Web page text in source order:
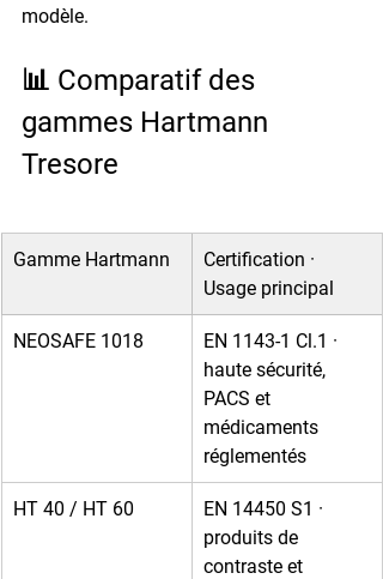
modèle.
📊 Comparatif des
gammes Hartmann
Tresore
Gamme Hartmann
Certification ·
Usage principal
NEOSAFE 1018
EN 1143-1 Cl.1 ·
haute sécurité,
PACS et
médicaments
réglementés
HT 40 / HT 60
EN 14450 S1 ·
produits de
contraste et